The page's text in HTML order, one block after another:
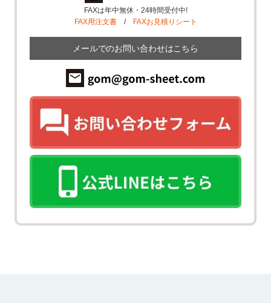
FAXは年中無休・24時間受付中!
FAX用注文書/ FAXお見積りシート
メールでのお問い合わせはこちら